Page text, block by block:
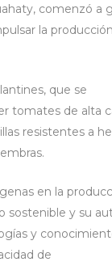
comenzó a
la producción
que se
tomates de alta
resistentes a
en la
sostenible y su
y
de